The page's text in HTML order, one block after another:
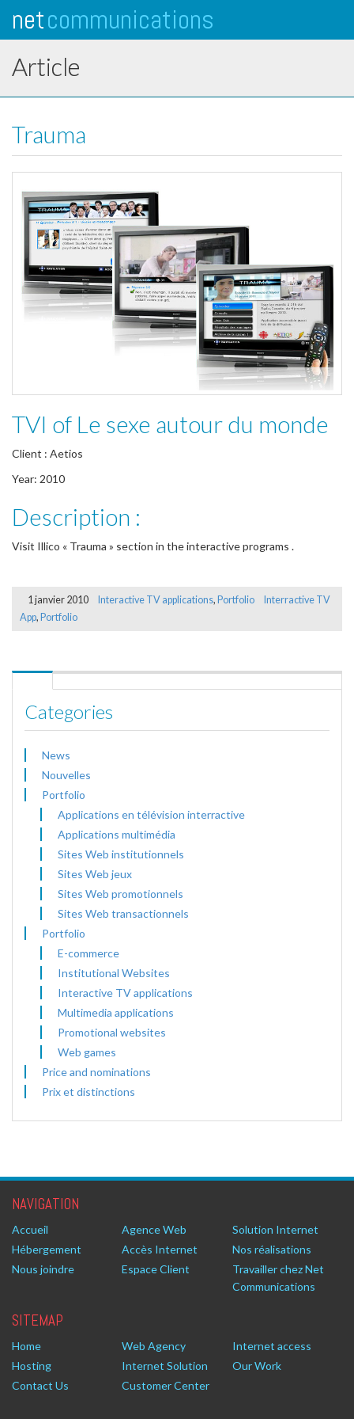
netcommunications
Article
Trauma
TVI of Le sexe autour du monde
Client : Aetios
Year: 2010
Description :
Visit Illico « Trauma » section in the interactive programs .
1 janvier 2010 Interactive TV applications, Portfolio
Interractive TV
App, Portfolio
Categories
News
Nouvelles
Portfolio
Applications en télévision interractive
Applications multimédia
Sites Web institutionnels
Sites Web jeux
Sites Web promotionnels
Sites Web transactionnels
Portfolio
E-commerce
Institutional Websites
Interactive TV applications
Multimedia applications
Promotional websites
Web games
Price and nominations
Prix et distinctions
NAVIGATION
Accueil Agence Web
Solution Internet
Hébergement
Accès Internet
Nos réalisations
Nous joindre
Espace Client
Travailler chez Net
Communications
SITEMAP
Home Web Agency
Internet access
Hosting
Internet Solution
Our Work
Contact Us
Customer Center